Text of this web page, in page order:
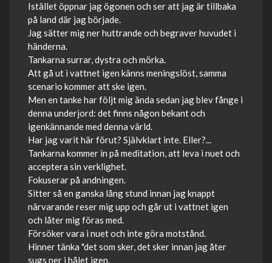
Istället öppnar jag ögonen och ser att jag är tillbaka
på land där jag började.
Jag sätter mig ner huttrande och begraver huvudet i
händerna.
Tankarna surrar, dystra och mörka.
Att gå ut i vattnet igen känns meningslöst, samma
scenario kommer att ske igen.
Men en tanke har följt mig ända sedan jag blev fånge i
denna underjord: det finns någon bekant och
igenkännande med denna värld.
Har jag varit här förut? Självklart inte. Eller?...
Tankarna kommer in på meditation, att leva i nuet och
acceptera sin verklighet.
Fokuserar på andningen.
Sitter så en ganska lång stund innan jag knappt
närvarande reser mig upp och går ut i vattnet igen
och låter mig föras med.
Försöker vara i nuet och inte göra motstånd.
Hinner tänka "det som sker, det sker innan jag åter
sugs ner i hålet igen.